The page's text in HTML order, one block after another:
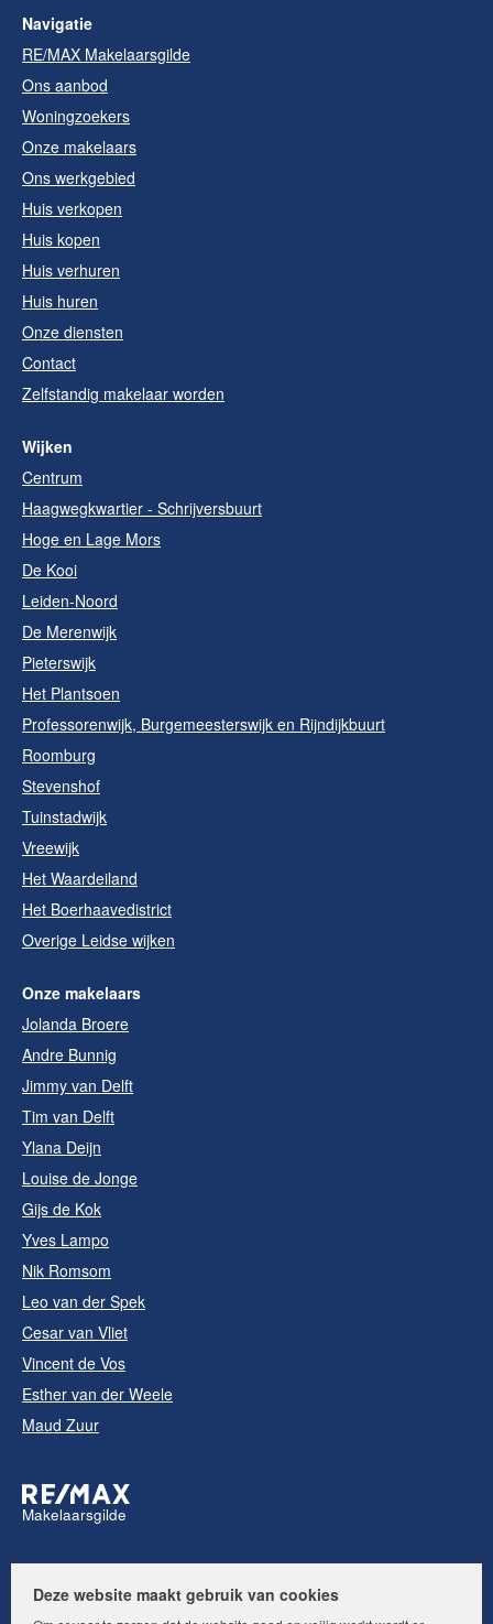
Navigatie
RE/MAX Makelaarsgilde
Ons aanbod
Woningzoekers
Onze makelaars
Ons werkgebied
Huis verkopen
Huis kopen
Huis verhuren
Huis huren
Onze diensten
Contact
Zelfstandig makelaar worden
Wijken
Centrum
Haagwegkwartier - Schrijversbuurt
Hoge en Lage Mors
De Kooi
Leiden-Noord
De Merenwijk
Pieterswijk
Het Plantsoen
Professorenwijk, Burgemeesterswijk en Rijndijkbuurt
Roomburg
Stevenshof
Tuinstadwijk
Vreewijk
Het Waardeiland
Het Boerhaavedistrict
Overige Leidse wijken
Onze makelaars
Jolanda Broere
Andre Bunnig
Jimmy van Delft
Tim van Delft
Ylana Deijn
Louise de Jonge
Gijs de Kok
Yves Lampo
Nik Romsom
Leo van der Spek
Cesar van Vliet
Vincent de Vos
Esther van der Weele
Maud Zuur
Makelaarsgilde
Deze website maakt gebruik van cookies